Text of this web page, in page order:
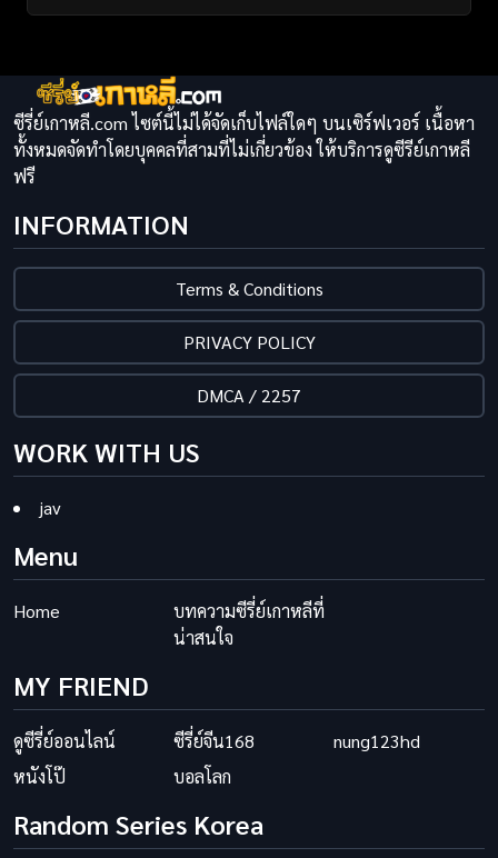
ซีรี่ย์เกาหลี.com ไซต์นี้ไม่ได้จัดเก็บไฟล์ใดๆ บนเซิร์ฟเวอร์ เนื้อหา
ทั้งหมดจัดทำโดยบุคคลที่สามที่ไม่เกี่ยวข้อง ให้บริการดูซีรีย์เกาหลี
ฟรี
INFORMATION
Terms & Conditions
PRIVACY POLICY
DMCA / 2257
WORK WITH US
jav
Menu
Home
บทความซีรี่ย์เกาหลีที่
น่าสนใจ
MY FRIEND
ดูซีรี่ย์ออนไลน์ ซีรี่ย์จีน168
nung123hd
หนังโป๊
บอลโลก
Random Series Korea